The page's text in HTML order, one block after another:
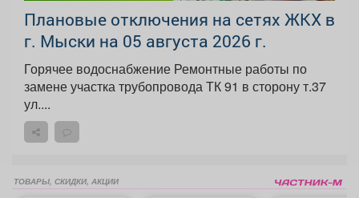
Плановые отключения на сетях ЖКХ в
г. Мыски на 05 августа 2026 г.
Горячее водоснабжение Ремонтные работы по
замене участка трубопровода ТК 91 в сторону т.37
ул....
ТОВАРЫ, СКИДКИ, АКЦИИ